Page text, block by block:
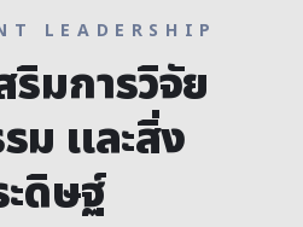
LEADERSHIP
ริมการวิจัย
ม และสิ่ง
ดิษฐ์